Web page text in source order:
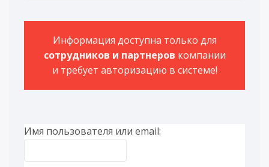
Информация доступна только для
сотрудников и партнеров компании
и требует авторизацию в системе!
Имя пользователя или email: